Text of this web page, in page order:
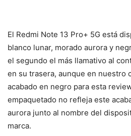
El Redmi Note 13 Pro+ 5G está
blanco lunar, morado aurora y
el segundo el más llamativo al
en su trasera, aunque en nuestro
acabado en negro para esta
empaquetado no refleja este
aurora junto al nombre del
marca.